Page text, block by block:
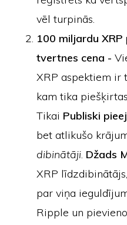
vēl turpinās.
100 miljardu
tvertnes cena -
XRP aspektiem ir
kam tika
Tikai Publiski
bet atlikušo
dibinātāji. Džads
XRP
par viņa
Ripple un